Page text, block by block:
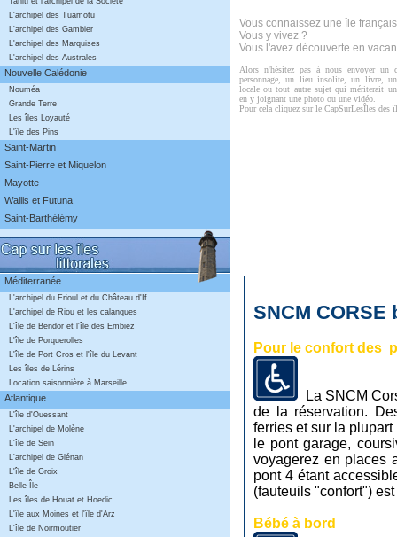
L'archipel des Tuamotu
L'archipel des Gambier
L'archipel des Marquises
L'archipel des Australes
Nouvelle Calédonie
Nouméa
Grande Terre
Les îles Loyauté
L'île des Pins
Saint-Martin
Saint-Pierre et Miquelon
Mayotte
Wallis et Futuna
Saint-Barthélémy
Méditerranée
L'archipel du Frioul et du Château d'If
L'archipel de Riou et les calanques
L'île de Bendor et l'île des Embiez
L'île de Porquerolles
L'île de Port Cros et l'île du Levant
Les îles de Lérins
Location saisonnière à Marseille
Atlantique
L'île d'Ouessant
L'archipel de Molène
L'île de Sein
L'archipel de Glénan
L'île de Groix
Belle Île
Les îles de Houat et Hoedic
L'île aux Moines et l'île d'Arz
L'île de Noirmoutier
Vous connaissez une île
Vous y vivez ?
Vous l'avez découverte en
Alors n'hésitez pas à nous envoyer un
personnage, un lieu insolite, un livre,
locale ou tout autre sujet qui mériterait
en y joignant une photo ou une vidéo.
Pour cela cliquez sur le CapSurLesÎles des
SNCM CORSE
Pour le confort des
La SNCM
de la réservation.
ferries et sur la
le pont garage,
voyagerez en places
pont 4 étant
(fauteuils "confort")
Bébé à bord